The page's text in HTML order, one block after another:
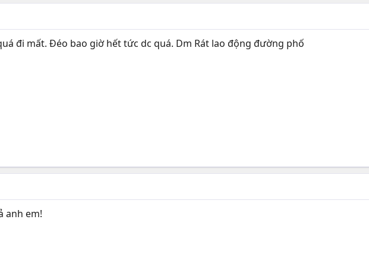
đi mất. Đéo bao giờ hết tức dc quá. Dm Rát lao động đường phố
anh em!